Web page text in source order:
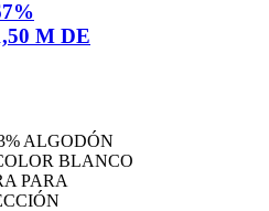
M DE
ALGODÓN
BLANCO
PARA